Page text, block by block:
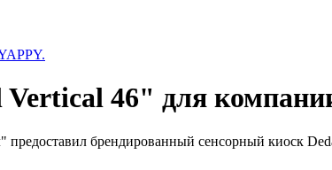
46" для
брендированный сенсорный киоск